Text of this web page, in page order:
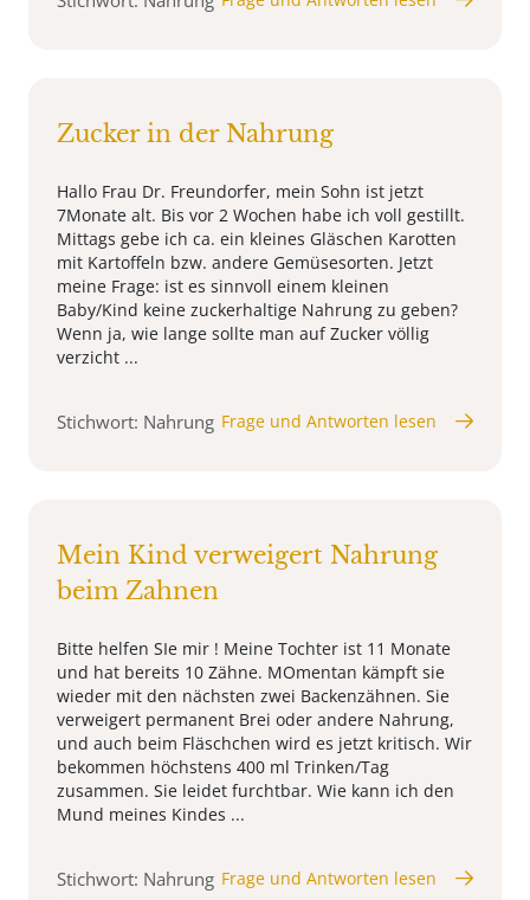
Zucker in der Nahrung
Hallo Frau Dr. Freundorfer, mein Sohn ist jetzt
7Monate alt. Bis vor 2 Wochen habe ich voll gestillt.
Mittags gebe ich ca. ein kleines Gläschen Karotten
mit Kartoffeln bzw. andere Gemüsesorten. Jetzt
meine Frage: ist es sinnvoll einem kleinen
Baby/Kind keine zuckerhaltige Nahrung zu geben?
Wenn ja, wie lange sollte man auf Zucker völlig
verzicht ...
Stichwort: Nahrung Frage und Antworten lesen
Mein Kind verweigert Nahrung
beim Zahnen
Bitte helfen SIe mir ! Meine Tochter ist 11 Monate
und hat bereits 10 Zähne. MOmentan kämpft sie
wieder mit den nächsten zwei Backenzähnen. Sie
verweigert permanent Brei oder andere Nahrung,
und auch beim Fläschchen wird es jetzt kritisch. Wir
bekommen höchstens 400 ml Trinken/Tag
zusammen. Sie leidet furchtbar. Wie kann ich den
Mund meines Kindes ...
Stichwort: Nahrung Frage und Antworten lesen